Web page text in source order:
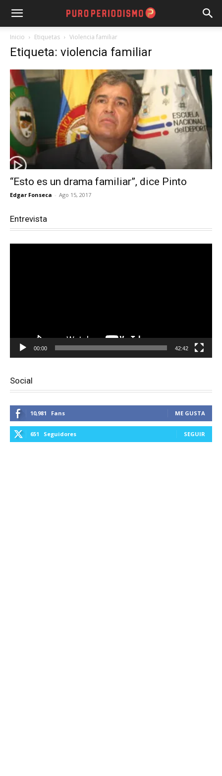
Inicio Etiquetas Violencia familiar
Etiqueta: violencia familiar
“Esto es un drama familiar”, dice Pinto
Edgar Fonseca - Ago 15, 2017
Entrevista
00:00 42:42
Social
10,981 Fans ME GUSTA
651 Seguidores SEGUIR